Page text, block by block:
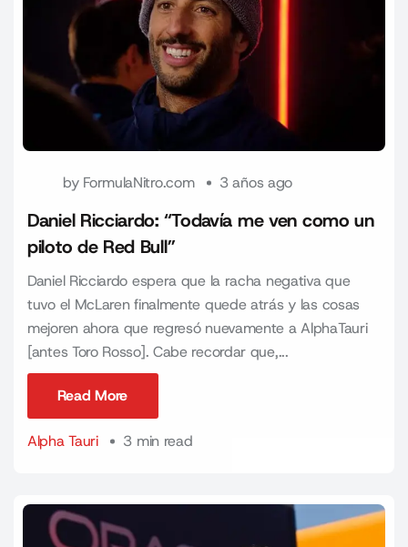
by FormulaNitro.com 3 años ago
Daniel Ricciardo: “Todavía me ven como un
piloto de Red Bull”
Daniel Ricciardo espera que la racha negativa que
tuvo el McLaren finalmente quede atrás y las cosas
mejoren ahora que regresó nuevamente a AlphaTauri
[antes Toro Rosso]. Cabe recordar que,...
Read More
Alpha Tauri
3 min read